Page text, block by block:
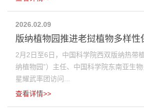
2026.02.09
版纳植物园推进老挝植物多样性
2月2日至6日，中国科学院西双版纳热带
纳植物园”）主任、中国科学院东南亚生
星耀武率团访问...
查看详情>>